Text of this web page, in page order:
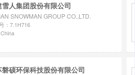
雪人集团股份有限公司
SNOWMAN GROUP CO.,LTD.
：7.1H716
磐硕环保科技股份有限公司